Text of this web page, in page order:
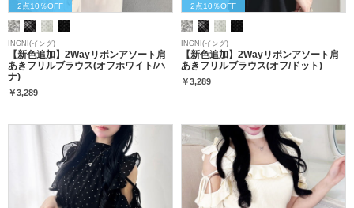
2点10％OFF
INGNI(イング)
【新色追加】2Wayリボンアソート肩
あきフリルブラウス(オフホワイト/ハ
ナ)
￥3,289
2点10％OFF
INGNI(イング)
【新色追加】2Wayリボンアソート肩
あきフリルブラウス(オフ/ドット)
￥3,289